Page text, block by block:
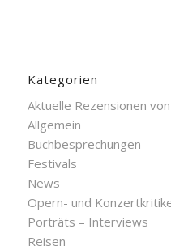
Kategorien
Aktuelle Rezensionen
Allgemein
Buchbesprechungen
Festivals
News
Opern- und
Porträts – Interviews
Reisen